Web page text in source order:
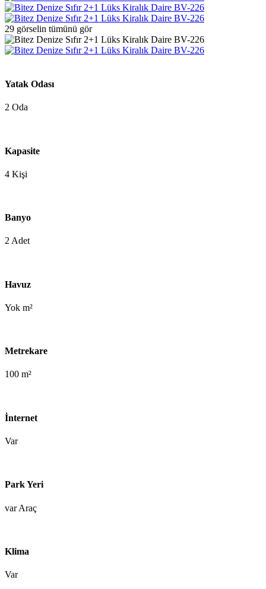
29 görselin tümünü gör
Yatak Odası
2 Oda
Kapasite
4 Kişi
Banyo
2 Adet
Havuz
Yok m²
Metrekare
100 m²
İnternet
Var
Park Yeri
var Araç
Klima
Var